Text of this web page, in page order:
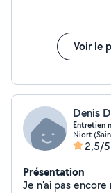
Voir le
Denis
Entretien
Niort
2,5/5
Présentation